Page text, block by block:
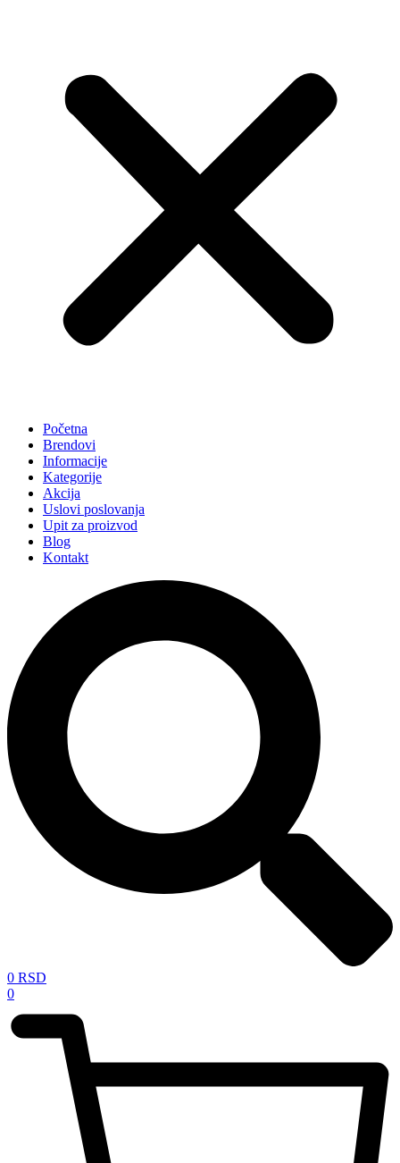
Početna
Brendovi
Informacije
Kategorije
Akcija
Uslovi poslovanja
Upit za proizvod
Blog
Kontakt
0 RSD
0